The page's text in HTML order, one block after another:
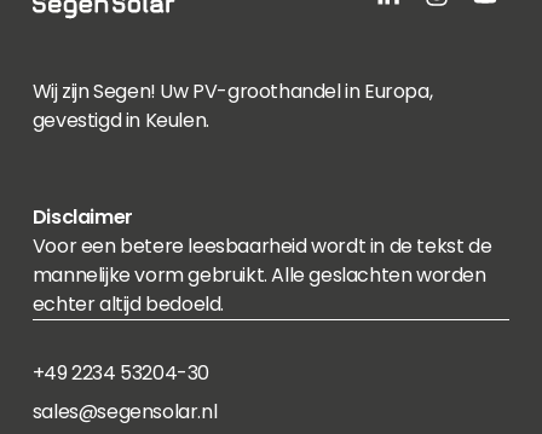
Wij zijn Segen! Uw PV-groothandel in Europa,
gevestigd in Keulen.
Disclaimer
Voor een betere leesbaarheid wordt in de tekst de
mannelijke vorm gebruikt. Alle geslachten worden
echter altijd bedoeld.
+49 2234 53204-30
sales@segensolar.nl